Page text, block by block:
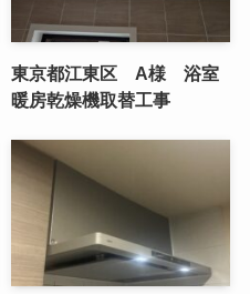
東京都江東区 A様 浴室
暖房乾燥機取替工事